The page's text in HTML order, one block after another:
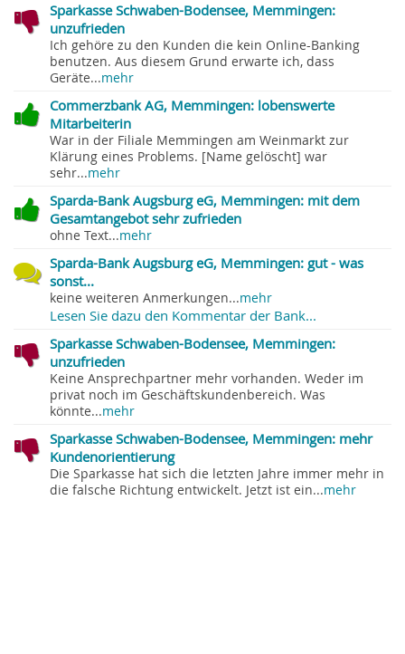
Sparkasse Schwaben-Bodensee, Memmingen:
unzufrieden
Ich gehöre zu den Kunden die kein Online-Banking
benutzen. Aus diesem Grund erwarte ich, dass
Geräte...mehr
Commerzbank AG, Memmingen: lobenswerte
Mitarbeiterin
War in der Filiale Memmingen am Weinmarkt zur
Klärung eines Problems. [Name gelöscht] war
sehr...mehr
Sparda-Bank Augsburg eG, Memmingen: mit dem
Gesamtangebot sehr zufrieden
ohne Text...mehr
Sparda-Bank Augsburg eG, Memmingen: gut - was
sonst...
keine weiteren Anmerkungen...mehr
Lesen Sie dazu den Kommentar der Bank...
Sparkasse Schwaben-Bodensee, Memmingen:
unzufrieden
Keine Ansprechpartner mehr vorhanden. Weder im
privat noch im Geschäftskundenbereich. Was
könnte...mehr
Sparkasse Schwaben-Bodensee, Memmingen: mehr
Kundenorientierung
Die Sparkasse hat sich die letzten Jahre immer mehr in
die falsche Richtung entwickelt. Jetzt ist ein...mehr